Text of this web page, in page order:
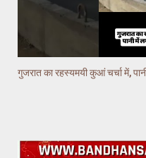
गुजरात का रहस्यमयी कुआं चर्चा में,